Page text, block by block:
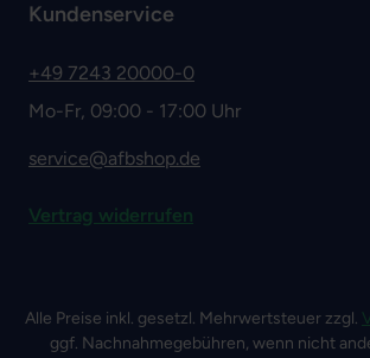
Kundenservice
+49 7243 20000-0
Mo-Fr, 09:00 - 17:00 Uhr
service@afbshop.de
Vertrag widerrufen
Alle Preise inkl. gesetzl. Mehrwertsteuer zzgl.
ggf. Nachnahmegebühren, wenn nicht